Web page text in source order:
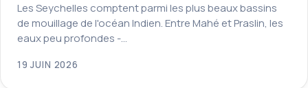
Les Seychelles comptent parmi les plus beaux bassins
de mouillage de l'océan Indien. Entre Mahé et Praslin, les
eaux peu profondes -…
19 JUIN 2026